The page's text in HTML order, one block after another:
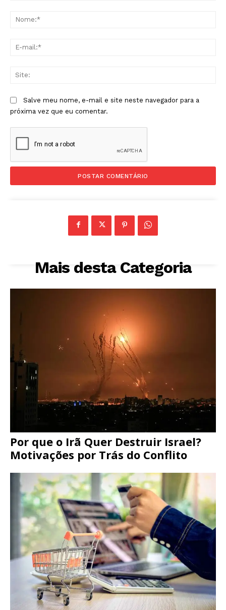
Salve meu nome, e-mail e site neste navegador para a
próxima vez que eu comentar.
Mais desta Categoria
Por que o Irã Quer Destruir Israel?
Motivações por Trás do Conflito